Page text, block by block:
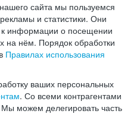
сайта мы пользуемся
и статистики. Они
к информации о посещении
на нём. Порядок обработки
Правилах использования
ваших персональных
. Со всеми контрагентами
можем делегировать часть